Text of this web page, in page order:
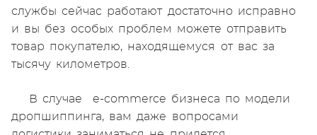
службы сейчас работают достаточно исправно
и вы без особых проблем можете отправить
товар покупателю, находящемуся от вас за
тысячу километров.
В случае e-commerce бизнеса по модели
дропшиппинга, вам даже вопросами